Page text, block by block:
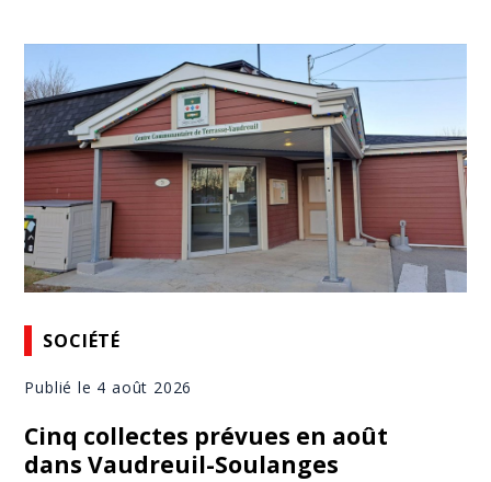
SOCIÉTÉ
Publié le 4 août 2026
Cinq collectes prévues en août
dans Vaudreuil-Soulanges